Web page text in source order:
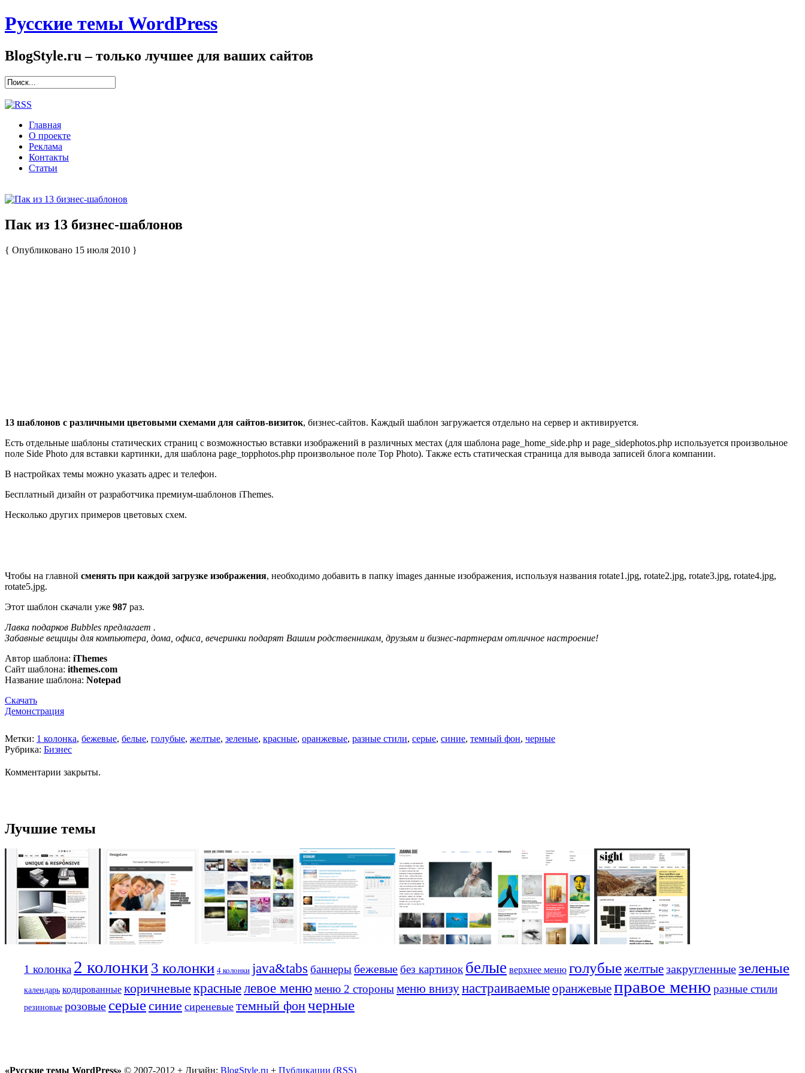
Русские темы WordPress
BlogStyle.ru – только лучшее для ваших сайтов
Главная
О проекте
Реклама
Контакты
Статьи
Пак из 13 бизнес-шаблонов
{ Опубликовано 15 июля 2010 }
13 шаблонов с различными цветовыми схемами для сайтов-визиток, бизнес-сайтов. Каждый шаблон загружается отдельно на сервер и активируется.
Есть отдельные шаблоны статических страниц с возможностью вставки изображений в различных местах (для шаблона page_home_side.php и page_sidephotos.php используется произвольное
поле Side Photo для вставки картинки, для шаблона page_topphotos.php произвольное поле Top Photo). Также есть статическая страница для вывода записей блога компании.
В настройках темы можно указать адрес и телефон.
Бесплатный дизайн от разработчика премиум-шаблонов iThemes.
Несколько других примеров цветовых схем.
Чтобы на главной сменять при каждой загрузке изображения, необходимо добавить в папку images данные изображения, используя названия rotate1.jpg, rotate2.jpg, rotate3.jpg, rotate4.jpg,
rotate5.jpg.
Этот шаблон скачали уже 987 раз.
Лавка подарков Bubbles предлагает .
Забавные вещицы для компьютера, дома, офиса, вечеринки подарят Вашим родственникам, друзьям и бизнес-партнерам отличное настроение!
Автор шаблона: iThemes
Сайт шаблона: ithemes.com
Название шаблона: Notepad
Скачать
Демонстрация
Метки: 1 колонка, бежевые, белые, голубые, желтые, зеленые, красные, оранжевые, разные стили, серые, синие, темный фон, черные
Рубрика: Бизнес
Комментарии закрыты.
Лучшие темы
1 колонка 2 колонки 3 колонки 4 колонки java&tabs баннеры бежевыебез картинок белые верхнее меню голубыежелтыезакругленныезеленые
календарь кодированные коричневые красныелевое менюменю 2 стороныменю внизунастраиваемыеоранжевыеправое меню разные стили
резиновые розовые серыесиние сиреневые темный фончерные
«Русские темы WordPress» © 2007-2012 + Дизайн: BlogStyle.ru + Публикации (RSS)